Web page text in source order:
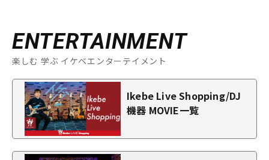
ENTERTAINMENT
楽しむ 学ぶ イケベエンターテイメント
Ikebe Live Shopping/DJ
機器 MOVIE一覧